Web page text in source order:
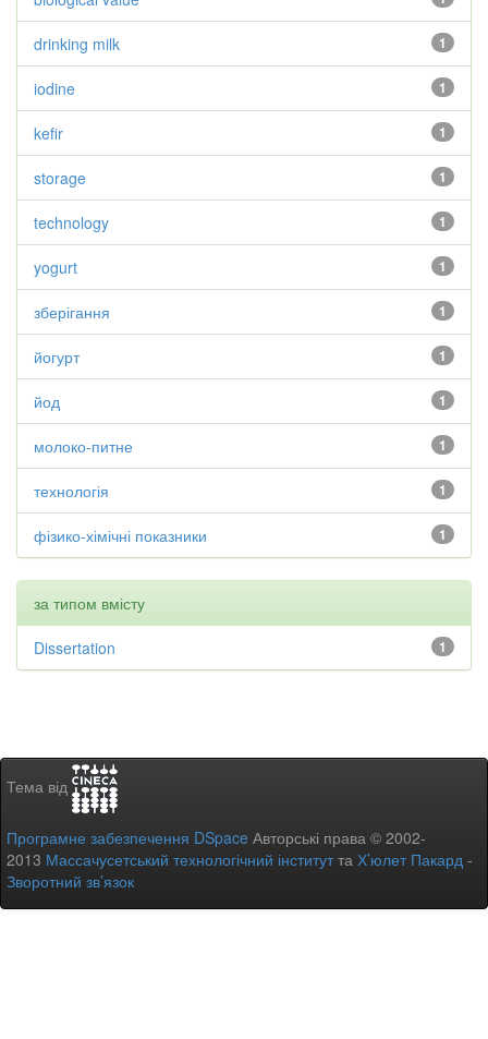
1
drinking milk
1
iodine
1
kefir
1
storage
1
technology
1
yogurt
1
зберігання
1
йогурт
1
йод
1
молоко-питне
1
технологія
1
фізико-хімічні показники
за типом вмісту
1
Dissertation
Тема від
Програмне забезпечення DSpace Авторські права © 2002-
2013 Массачусетський технологічний інститутта Х’юлет Пакард -
Зворотний зв’язок